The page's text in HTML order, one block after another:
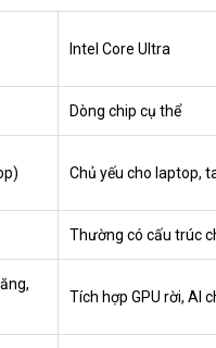
Intel Core Ultra
Dòng chip cụ thể
Chủ yếu cho laptop,
Thường có cấu trúc
Tích hợp GPU rời, AI